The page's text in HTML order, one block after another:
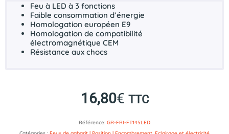
Feu à LED à 3 fonctions
Faible consommation d’énergie
Homologation européen E9
Homologation de compatibilité
électromagnétique CEM
Résistance aux chocs
16,80€ TTC
Référence: GR-FRI-FT145LED